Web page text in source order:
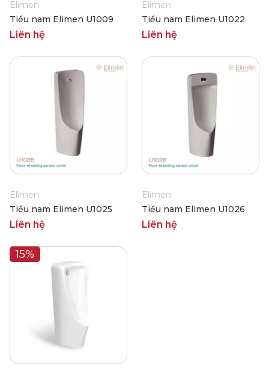
Elimen
Tiểu nam Elimen U1009
Liên hệ
Elimen
Tiểu nam Elimen U1022
Liên hệ
Elimen
Tiểu nam Elimen U1025
Liên hệ
Elimen
Tiểu nam Elimen U1026
Liên hệ
15%